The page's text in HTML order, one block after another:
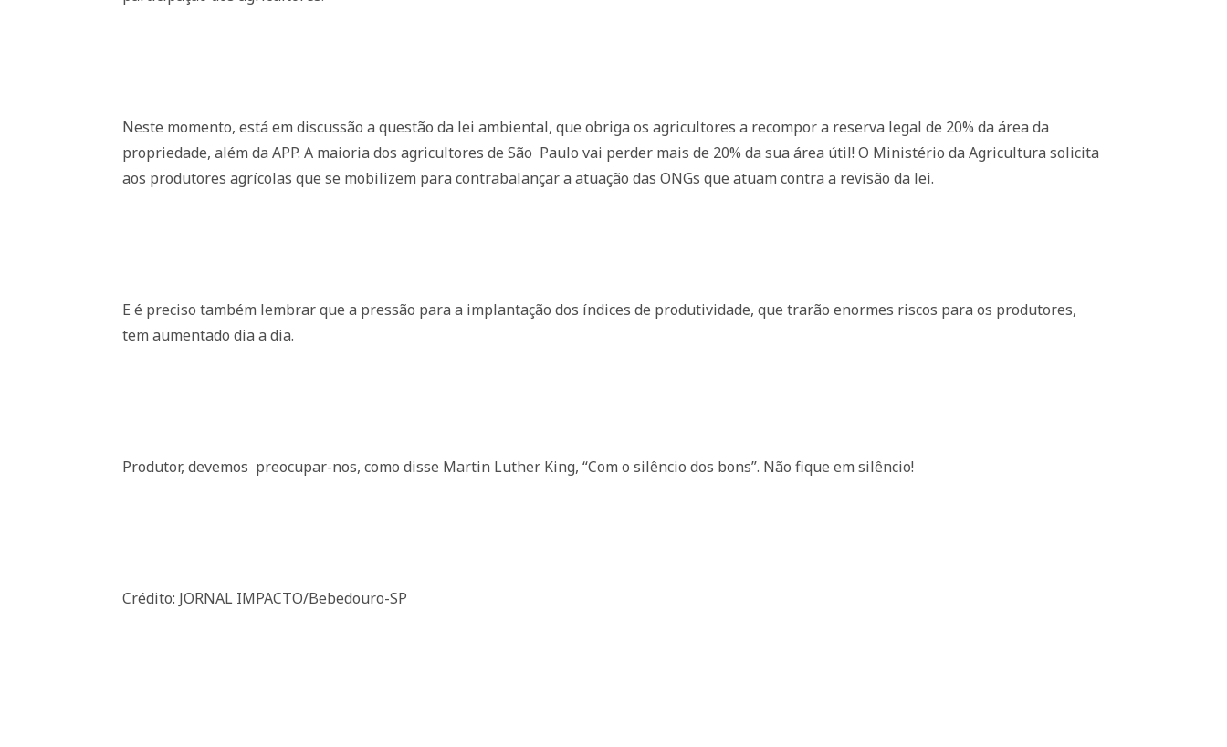
Neste momento, está em discussão a questão da lei ambiental, que obriga os agricultores a recompor a reserva legal de 20% da área da
propriedade, além da APP. A maioria dos agricultores de São Paulo vai perder mais de 20% da sua área útil! O Ministério da Agricultura solicita
aos produtores agrícolas que se mobilizem para contrabalançar a atuação das ONGs que atuam contra a revisão da lei.
E é preciso também lembrar que a pressão para a implantação dos índices de produtividade, que trarão enormes riscos para os produtores,
tem aumentado dia a dia.
Produtor, devemos preocupar-nos, como disse Martin Luther King, “Com o silêncio dos bons”. Não fique em silêncio!
Crédito: JORNAL IMPACTO/Bebedouro-SP